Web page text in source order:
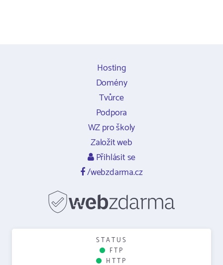
Hosting
Domény
Tvůrce
Podpora
WZ pro školy
Založit web
Přihlásit se
/webzdarma.cz
STATUS
FTP
HTTP